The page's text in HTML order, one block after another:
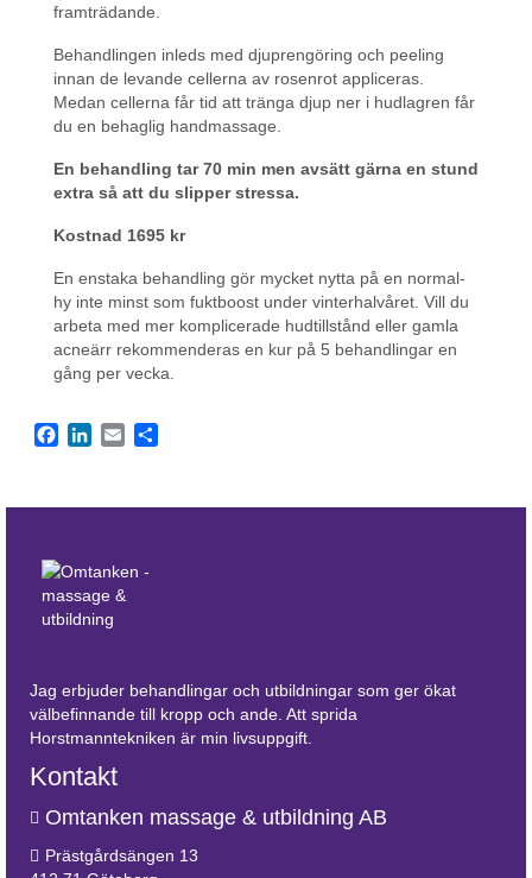
framträdande.
Behandlingen inleds med djuprengöring och peeling
innan de levande cellerna av rosenrot appliceras.
Medan cellerna får tid att tränga djup ner i hudlagren får
du en behaglig handmassage.
En behandling tar 70 min men avsätt gärna en stund
extra så att du slipper stressa.
Kostnad 1695 kr
En enstaka behandling gör mycket nytta på en normal-
hy inte minst som fuktboost under vinterhalvåret. Vill du
arbeta med mer komplicerade hudtillstånd eller gamla
acneärr rekommenderas en kur på 5 behandlingar en
gång per vecka.
Facebook
LinkedIn
Email
Jag erbjuder behandlingar och utbildningar som ger ökat
välbefinnande till kropp och ande. Att sprida
Horstmanntekniken är min livsuppgift.
Kontakt
Omtanken massage & utbildning AB
Prästgårdsängen 13